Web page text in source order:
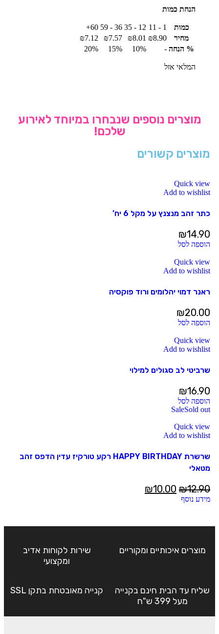
הנחת כמות
כמות 1 - 11
12 - 35
36 - 59
60+
מחיר
₪8.90
₪8.01
₪7.57
₪7.12
% הנחה -
10%
15%
20%
המלאי אזל
מוצרים נוספים שנבחרו במיוחד לאירוע
שלכם!
מוצרים קשורים
Quick view
Add to wishlist
כתר זהב מנצנץ על מקל 6 יח’
₪14.90
הוספה לסל
Quick view
Add to wishlist
ראנר דמוי יהלומים ורוד פוקסיה
₪20.00
הוספה לסל
Quick view
Add to wishlist
שרביטי לב סגולים למילוי
₪16.90
הוספה לסל
SaleSold out
Quick view
Add to wishlist
שרשרת HAPPY BIRTHDAY רקע טורקיז עדין הדפס זהב
מטאלי
₪12.90
₪10.00
מידע נוסף
מוצרים איכותיים ומקוריים
שירות לקוחות אדיב
ומקצועי
שליח עד הבית חינם בקנייה
מעל 399 ש"ח
קנייה מאובטחת בתקן SSL